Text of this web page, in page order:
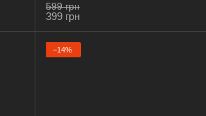
599 грн
399 грн
−14%